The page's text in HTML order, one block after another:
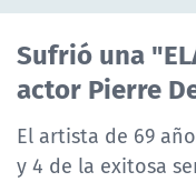
CASTING
CASTING TVN
TVN VERTICAL
Sufrió una
actor Pierre
El artista de 69
y 4 de la exitosa